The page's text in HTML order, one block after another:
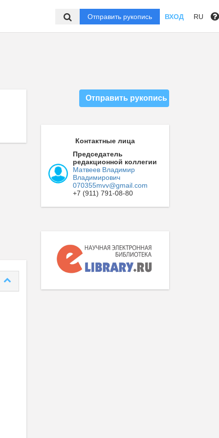
Отправить рукопись ВХОД RU
Отправить рукопись
Контактные лица
Председатель
редакционной коллегии
Матвеев Владимир
Владимирович
070355mvv@gmail.com
+7 (911) 791-08-80